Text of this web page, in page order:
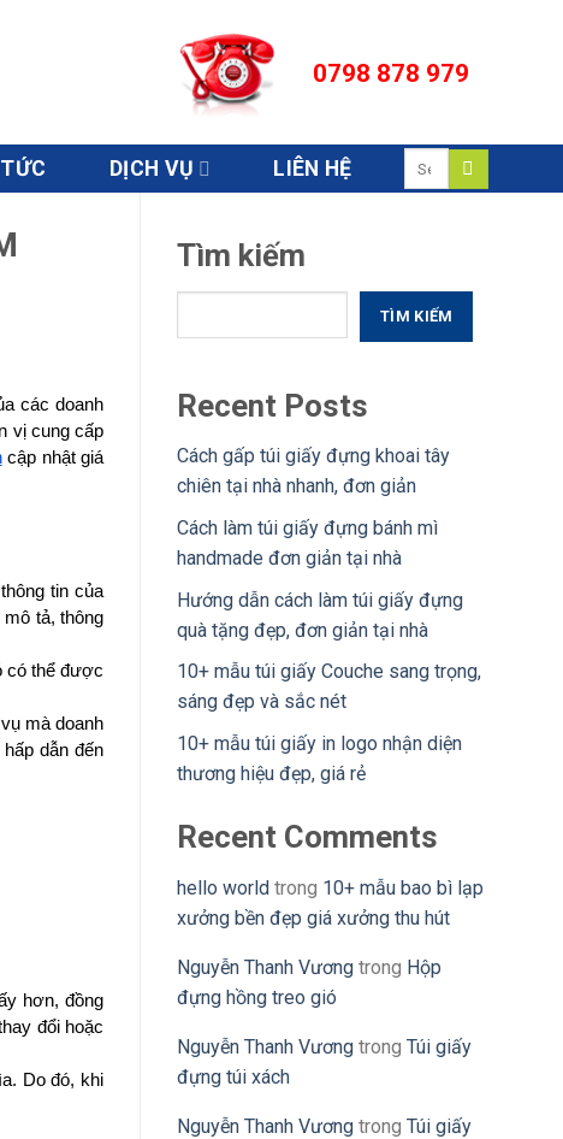
0798 878 979
DỊCH VỤ LIÊN HỆ
các doanh
vị cung cấp
cập nhật giá
tin của
tả, thông
có thể được
mà doanh
dẫn đến
hơn, đồng
đổi hoặc
Do đó, khi
Tìm kiếm
TÌM KIẾM
Recent Posts
Cách gấp túi giấy đựng khoai tây
chiên tại nhà nhanh, đơn giản
Cách làm túi giấy đựng bánh mì
handmade đơn giản tại nhà
Hướng dẫn cách làm túi giấy đựng
quà tặng đẹp, đơn giản tại nhà
10+ mẫu túi giấy Couche sang trọng,
sáng đẹp và sắc nét
10+ mẫu túi giấy in logo nhận diện
thương hiệu đẹp, giá rẻ
Recent Comments
hello world trong 10+ mẫu bao bì lạp
xưởng bền đẹp giá xưởng thu hút
Nguyễn Thanh Vương trong Hộp
đựng hồng treo gió
Nguyễn Thanh Vương trong Túi giấy
đựng túi xách
Nguyễn Thanh Vương trong Túi giấy